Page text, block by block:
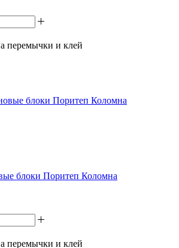
перемычки и клей
блоки Поритеп Коломна
перемычки и клей